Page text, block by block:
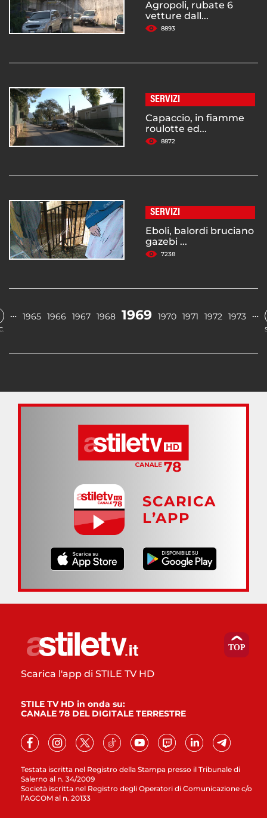
Agropoli, rubate 6
vetture dall...
8893
SERVIZI
Capaccio, in fiamme
roulotte ed...
8872
SERVIZI
Eboli, balordi bruciano
gazebi ...
7238
… 1965 1966 1967 1968 1969 1970 1971 1972 1973 …
SCARICA
L’APP
Testata iscritta nel Registro della Stampa presso il Tribunale di
Salerno al n. 34/2009
Società iscritta nel Registro degli Operatori di Comunicazione c/o
l’AGCOM al n. 20133
Scarica l'app di STILE TV HD
STILE TV HD in onda su:
CANALE 78 DEL DIGITALE TERRESTRE